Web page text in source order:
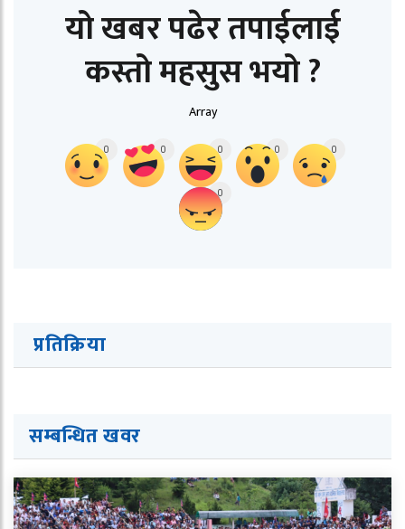
यो खबर पढेर तपाईलाई
कस्तो महसुस भयो ?
Array
0 0 0 0 0
0
प्रतिक्रिया
सम्बन्धित खवर